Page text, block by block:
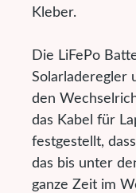
Kleber.
Die LiFePo
Solarladeregler
den
das Kabel für
festgestellt,
das bis unter
ganze Zeit im